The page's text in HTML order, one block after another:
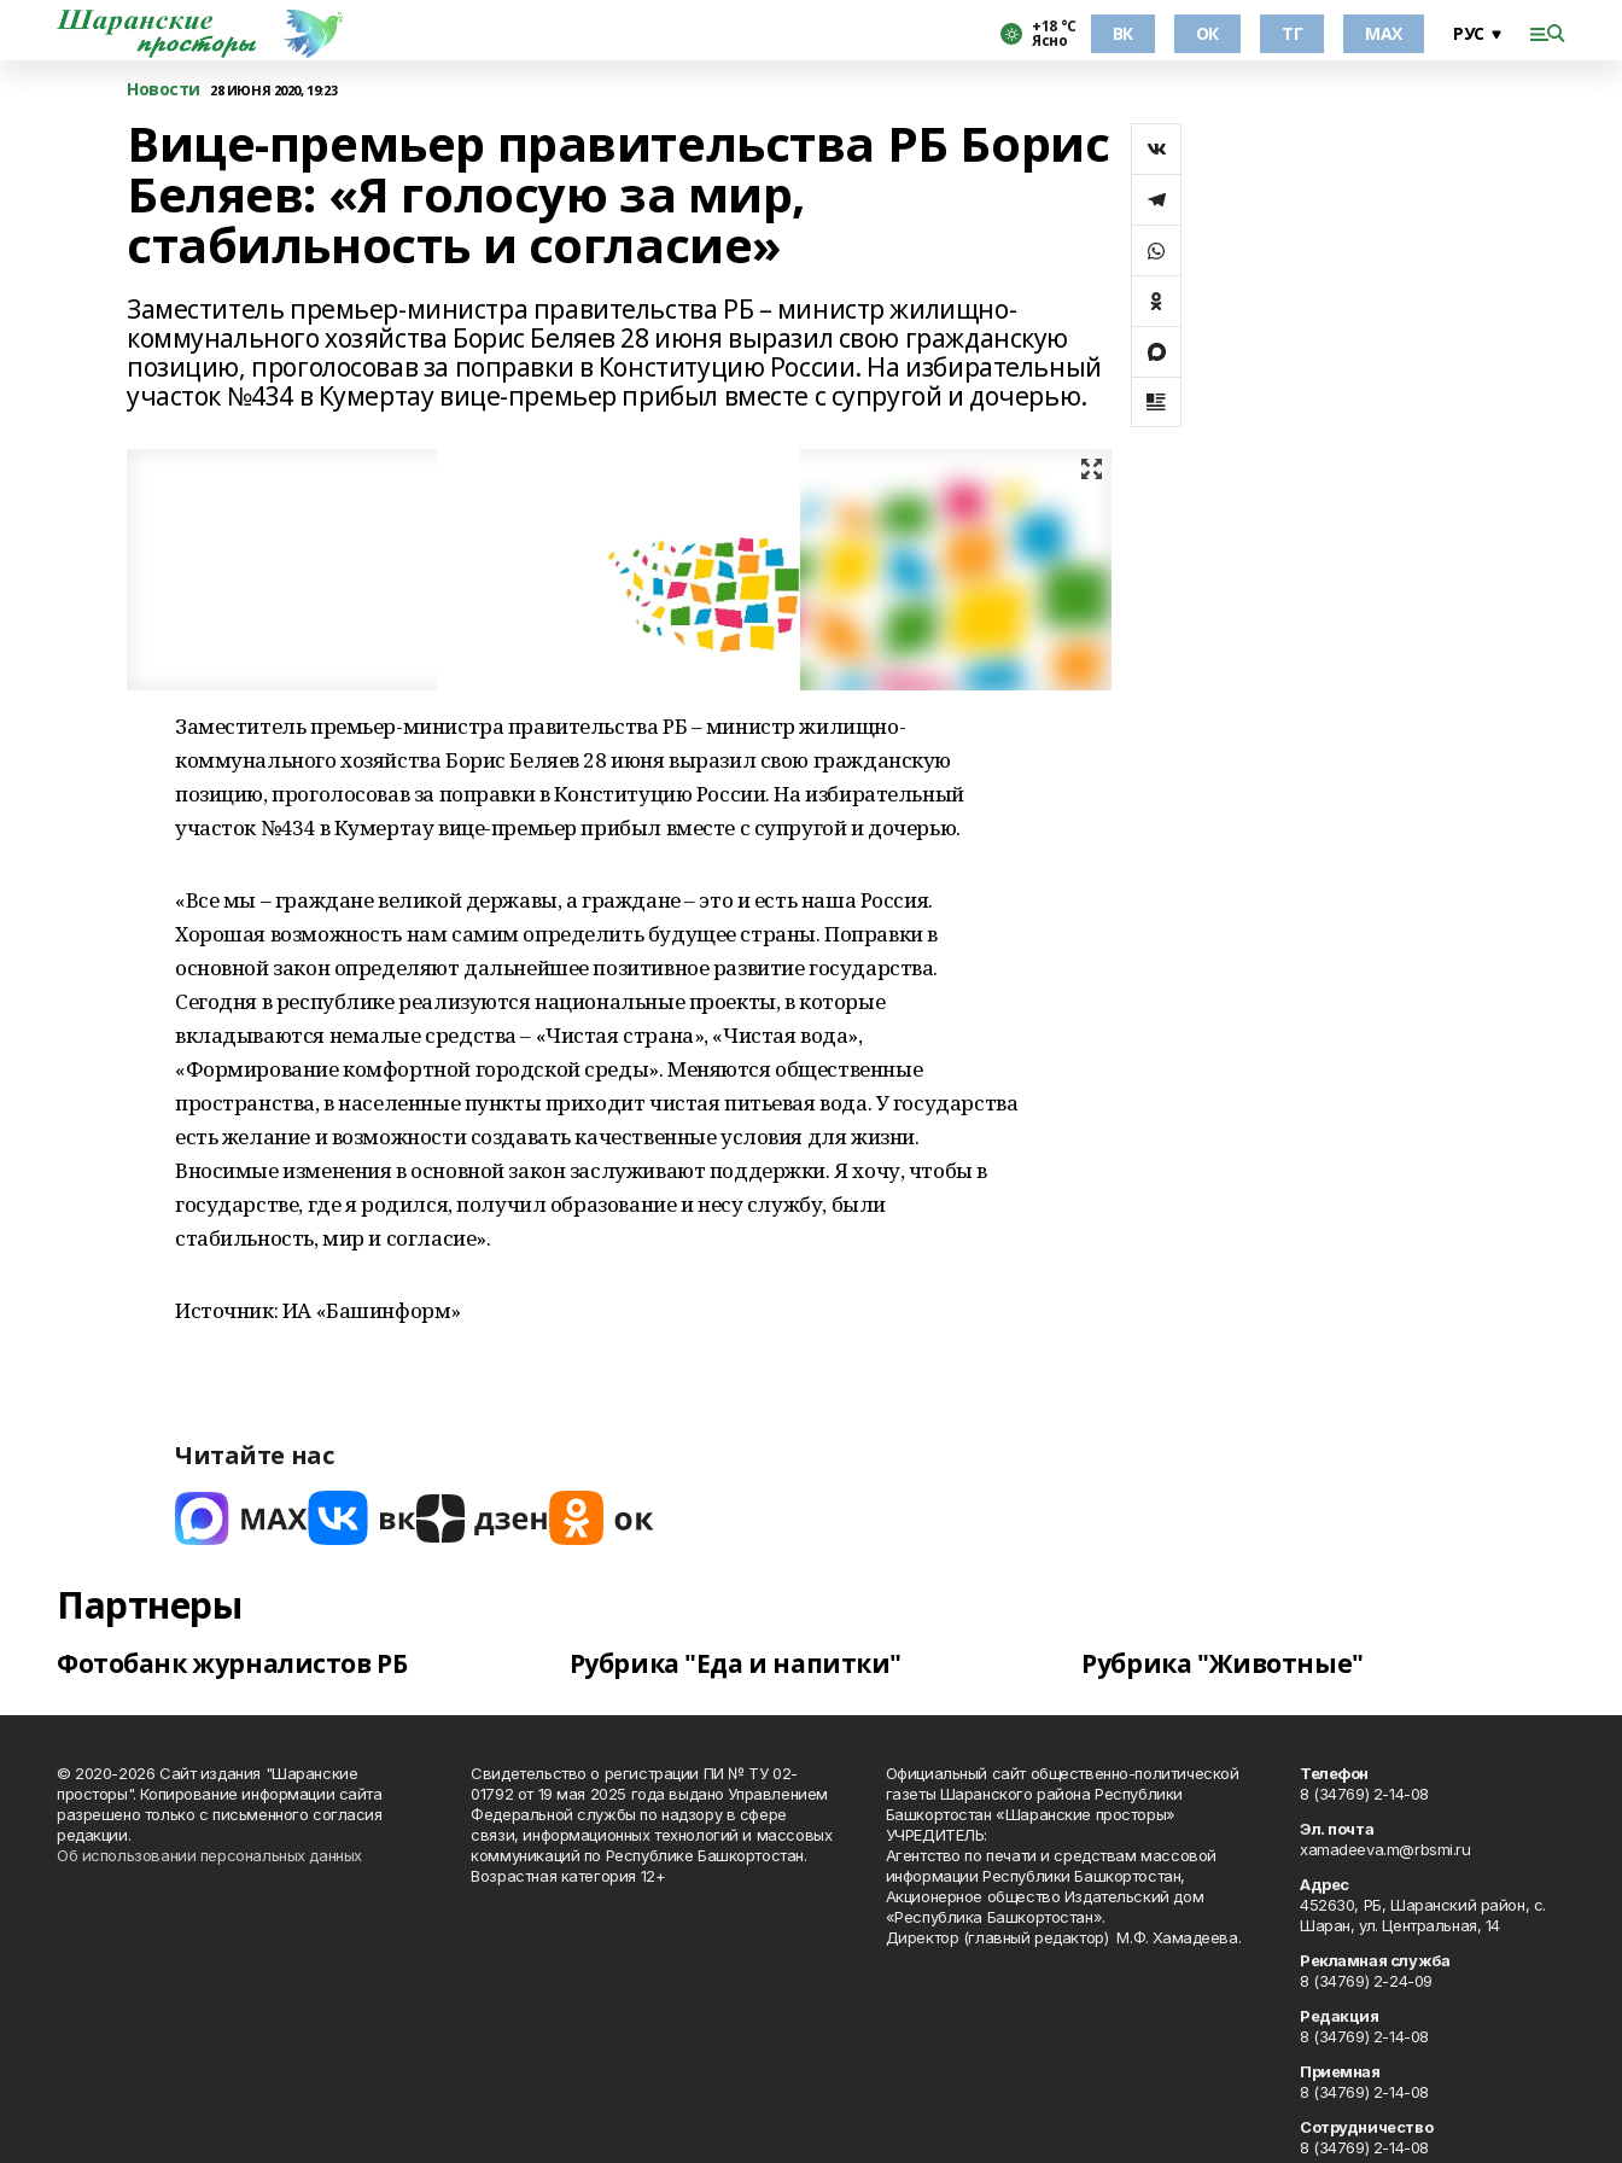
+18 °С
Ясно ВК ОК ТГ МАХ
Новости 28 ИЮНЯ 2020, 19:23
Вице-премьер правительства РБ Борис
Беляев: «Я голосую за мир,
стабильность и согласие»
Заместитель премьер-министра правительства РБ – министр жилищно-
коммунального хозяйства Борис Беляев 28 июня выразил свою гражданскую
позицию, проголосовав за поправки в Конституцию России. На избирательный
участок №434 в Кумертау вице-премьер прибыл вместе с супругой и дочерью.
Заместитель премьер-министра правительства РБ – министр жилищно-
коммунального хозяйства Борис Беляев 28 июня выразил свою гражданскую
позицию, проголосовав за поправки в Конституцию России. На избирательный
участок №434 в Кумертау вице-премьер прибыл вместе с супругой и дочерью.
«Все мы – граждане великой державы, а граждане – это и есть наша Россия.
Хорошая возможность нам самим определить будущее страны. Поправки в
основной закон определяют дальнейшее позитивное развитие государства.
Сегодня в республике реализуются национальные проекты, в которые
вкладываются немалые средства – «Чистая страна», «Чистая вода»,
«Формирование комфортной городской среды». Меняются общественные
пространства, в населенные пункты приходит чистая питьевая вода. У государства
есть желание и возможности создавать качественные условия для жизни.
Вносимые изменения в основной закон заслуживают поддержки. Я хочу, чтобы в
государстве, где я родился, получил образование и несу службу, были
стабильность, мир и согласие».
Источник: ИА «Башинформ»
Читайте нас
Партнеры
Фотобанк журналистов РБ Рубрика "Еда и напитки" Рубрика "Животные"
© 2020-2026 Сайт издания "Шаранские
просторы". Копирование информации сайта
разрешено только с письменного согласия
редакции.
Об использовании персональных данных
Свидетельство о регистрации ПИ № ТУ 02-
01792 от 19 мая 2025 года выдано Управлением
Федеральной службы по надзору в сфере
связи, информационных технологий и массовых
коммуникаций по Республике Башкортостан.
Возрастная категория 12+
Официальный сайт общественно-политической
газеты Шаранского района Республики
Башкортостан «Шаранские просторы»
УЧРЕДИТЕЛЬ:
Агентство по печати и средствам массовой
информации Республики Башкортостан,
Акционерное общество Издательский дом
«Республика Башкортостан».
Директор (главный редактор) М.Ф. Хамадеева.
Телефон
8 (34769) 2-14-08
Эл. почта
xamadeeva.m@rbsmi.ru
Адрес
452630, РБ, Шаранский район, с.
Шаран, ул. Центральная, 14
Рекламная служба
8 (34769) 2-24-09
Редакция
8 (34769) 2-14-08
Приемная
8 (34769) 2-14-08
Сотрудничество
8 (34769) 2-14-08